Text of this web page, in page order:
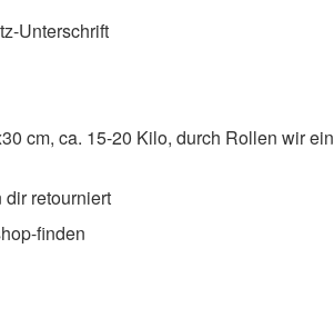
Unterschrift
cm, ca. 15-20 Kilo, durch Rollen wir ein
retourniert
finden